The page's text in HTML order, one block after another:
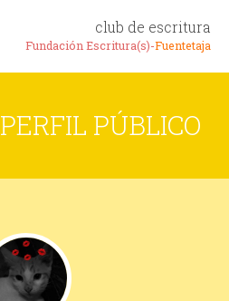
club de escritura
Fundación Escritura(s)-Fuentetaja
PERFIL PÚBLICO